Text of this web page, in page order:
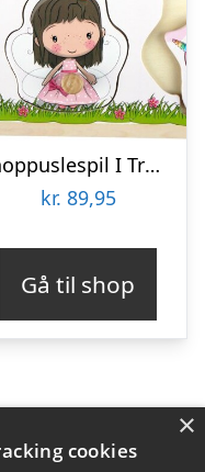
Knoppuslespil I Træ – 6 Brikker – Lillie & Ellie
kr. 89,95
Gå til shop
×
cookies